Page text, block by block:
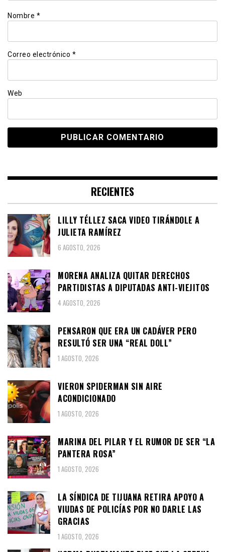
Nombre *
Correo electrónico *
Web
RECIENTES
LILLY TÉLLEZ SACA VIDEO TIRÁNDOLE A
JULIETA RAMÍREZ
6 AGOSTO, 2026
MORENA ANALIZA QUITAR DERECHOS
PARTIDISTAS A DIPUTADAS ANTI-VIEJITOS
4 AGOSTO, 2026
PENSARON QUE ERA UN CADÁVER PERO
RESULTÓ SER UNA “REAL DOLL”
1 AGOSTO, 2026
VIERON SPIDERMAN SIN AIRE
ACONDICIONADO
1 AGOSTO, 2026
MARINA DEL PILAR Y EL RUMOR DE SER “LA
PANTERA ROSA”
1 AGOSTO, 2026
LA SÍNDICA DE TIJUANA RETIRA APOYO A
VIUDAS DE POLICÍAS POR NO DARLE LAS
GRACIAS
1 AGOSTO, 2026